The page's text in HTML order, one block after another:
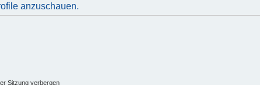
anzuschauen.
Sitzung verbergen